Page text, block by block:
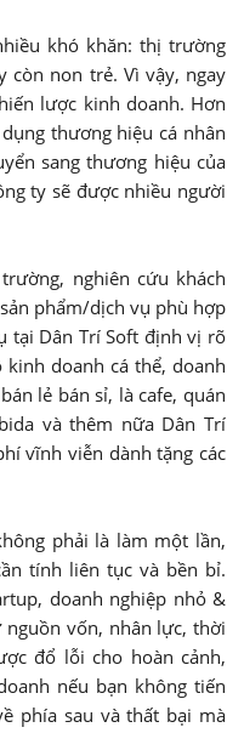
khó khăn: thị trường
còn non trẻ. Vì vậy, ngay
lược kinh doanh. Hơn
thương hiệu cá nhân
sang thương hiệu của
ty sẽ được nhiều người
nghiên cứu khách
phẩm/dịch vụ phù hợp
tại Dân Trí Soft định vị rõ
doanh cá thể, doanh
lẻ bán sỉ, là cafe, quán
và thêm nữa Dân Trí
vĩnh viễn dành tặng các
phải là làm một lần,
tính liên tục và bền bỉ.
doanh nghiệp nhỏ &
vốn, nhân lực, thời
đổ lỗi cho hoàn cảnh,
nếu bạn không tiến
phía sau và thất bại mà